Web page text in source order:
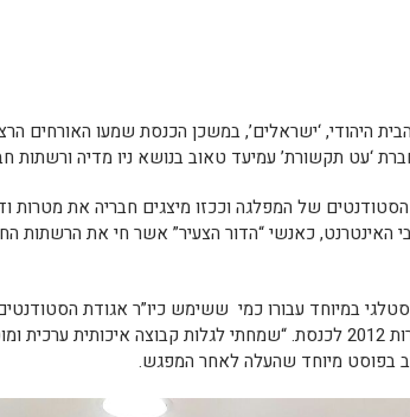
היהודי, ‘ישראלים’, במשכן הכנסת שמעו האורחים
‘עט תקשורת’ עמיעד טאוב בנושא ניו מדיה ורשתות
של המפלגה וככזו מיצגים חבריה את מטרות
האינטרנט, כאנשי “הדור הצעיר” אשר חי את הרשתות
במיוחד עבורו כמי ששימש כיו”ר אגודת
וכראש מטה הסטודנטים של המפלגה בבחירות 2012 לכנסת. “שמחתי לגלות קבוצה איכותית
בפוסט מיוחד שהעלה לאחר המפגש.